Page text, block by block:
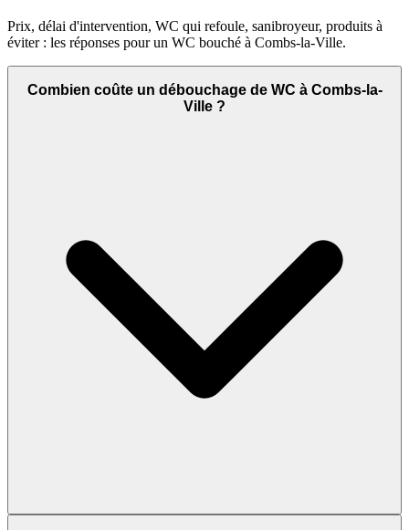
Prix, délai d'intervention, WC qui refoule, sanibroyeur, produits à
éviter : les réponses pour un WC bouché à Combs-la-Ville.
Combien coûte un débouchage de WC à Combs-la-
Ville ?